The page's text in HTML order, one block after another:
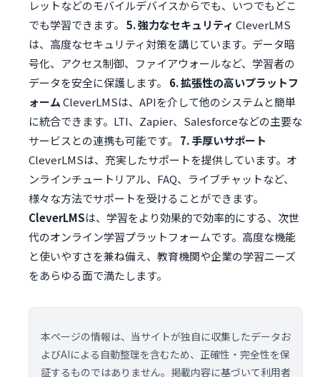
レットなどのモバイルデバイスからでも、いつでもどこ
でも学習できます。 5. 強力なセキュリティ CleverLMS
は、高度なセキュリティ対策を講じています。データ暗
号化、アクセス制御、ファイアウォールなど、学習者の
データを安全に保護します。 6. 拡張性の高いプラットフ
ォームCleverLMSは、APIを介して他のシステムと簡単
に統合できます。LTI、Zapier、Salesforceなどの主要な
サービスとの連携も可能です。 7. 手厚いサポート
CleverLMSは、充実したサポートを提供しています。オ
ンラインチュートリアル、FAQ、ライブチャットなど、
様々な方法でサポートを受けることができます。
CleverLMSは、学習をより効果的で効率的にする、次世
代のオンライン学習プラットフォームです。高度な機能
と使いやすさを兼ね備え、教育機関や企業の学習ニーズ
をあらゆる面で満たします。
本ページの情報は、当サイトが独自に収集したデータお
よびAIによる自動整理を含むため、正確性・完全性を保
証するものではありません。掲載内容に基づいて利用者